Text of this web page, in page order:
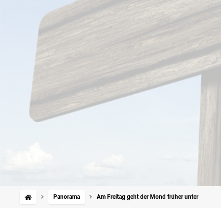
Panorama Am Freitag geht der Mond früher unter